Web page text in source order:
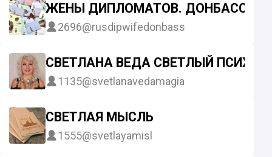
ЖЕНЫ ДИПЛОМАТОВ. ДОНБАСС
2696@rusdipwifedonbass
СВЕТЛАНА ВЕДА СВЕТЛЫЙ
1135@svetlanavedamagia
СВЕТЛАЯ МЫСЛЬ
1555@svetlayamisl